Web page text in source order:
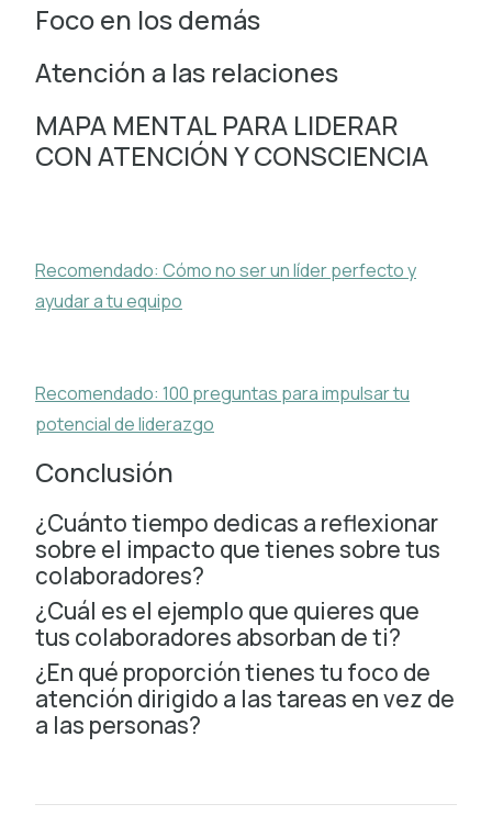
Foco en los demás
Atención a las relaciones
MAPA MENTAL PARA LIDERAR
CON ATENCIÓN Y CONSCIENCIA
Recomendado: Cómo no ser un líder perfecto y
ayudar a tu equipo
Recomendado: 100 preguntas para impulsar tu
potencial de liderazgo
Conclusión
¿Cuánto tiempo dedicas a reflexionar
sobre el impacto que tienes sobre tus
colaboradores?
¿Cuál es el ejemplo que quieres que
tus colaboradores absorban de ti?
¿En qué proporción tienes tu foco de
atención dirigido a las tareas en vez de
a las personas?